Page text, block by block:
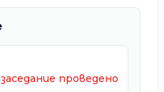
проведено